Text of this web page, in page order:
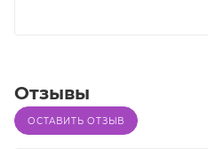
Отзывы
ОСТАВИТЬ ОТЗЫВ